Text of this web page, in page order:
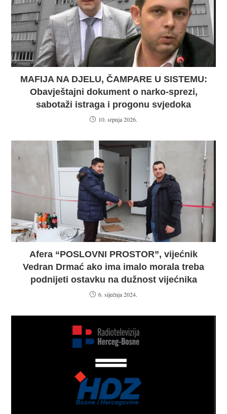
MAFIJA NA DJELU, ČAMPARE U SISTEMU:
Obavještajni dokument o narko-sprezi,
sabotaži istraga i progonu svjedoka
10. srpnja 2026.
Afera “POSLOVNI PROSTOR”, vijećnik
Vedran Drmać ako ima imalo morala treba
podnijeti ostavku na dužnost vijećnika
6. siječnja 2024.